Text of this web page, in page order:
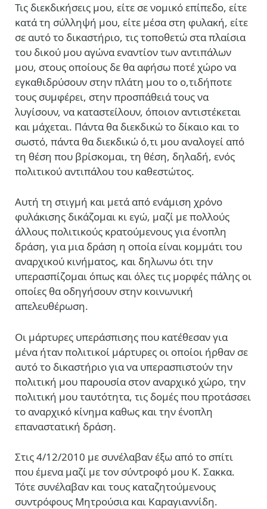
Τις διεκδικήσεις μου, είτε σε νομικό επίπεδο, είτε
κατά τη σύλληψή μου, είτε μέσα στη φυλακή, είτε
σε αυτό το δικαστήριο, τις τοποθετώ στα πλαίσια
του δικού μου αγώνα εναντίον των αντιπάλων
μου, στους οποίους δε θα αφήσω ποτέ χώρο να
εγκαθιδρύσουν στην πλάτη μου το ο,τιδήποτε
τους συμφέρει, στην προσπάθειά τους να
λυγίσουν, να καταστείλουν, όποιον αντιστέκεται
και μάχεται. Πάντα θα διεκδικώ το δίκαιο και το
σωστό, πάντα θα διεκδικώ ό,τι μου αναλογεί από
τη θέση που βρίσκομαι, τη θέση, δηλαδή, ενός
πολιτικού αντιπάλου του καθεστώτος.
Αυτή τη στιγμή και μετά από ενάμιση χρόνο
φυλάκισης δικάζομαι κι εγώ, μαζί με πολλούς
άλλους πολιτικούς κρατούμενους για ένοπλη
δράση, για μια δράση η οποία είναι κομμάτι του
αναρχικού κινήματος, και δηλωνω ότι την
υπερασπίζομαι όπως και όλες τις μορφές πάλης οι
οποίες θα οδηγήσουν στην κοινωνική
απελευθέρωση.
Οι μάρτυρες υπεράσπισης που κατέθεσαν για
μένα ήταν πολιτικοί μάρτυρες οι οποίοι ήρθαν σε
αυτό το δικαστήριο για να υπερασπιστούν την
πολιτική μου παρουσία στον αναρχικό χώρο, την
πολιτική μου ταυτότητα, τις δομές που προτάσσει
το αναρχικό κίνημα καθως και την ένοπλη
επαναστατική δράση.
Στις 4/12/2010 με συνέλαβαν έξω από το σπίτι
που έμενα μαζί με τον σύντροφό μου Κ. Σακκα.
Τότε συνέλαβαν και τους καταζητούμενους
συντρόφους Μητρούσια και Καραγιαννίδη.